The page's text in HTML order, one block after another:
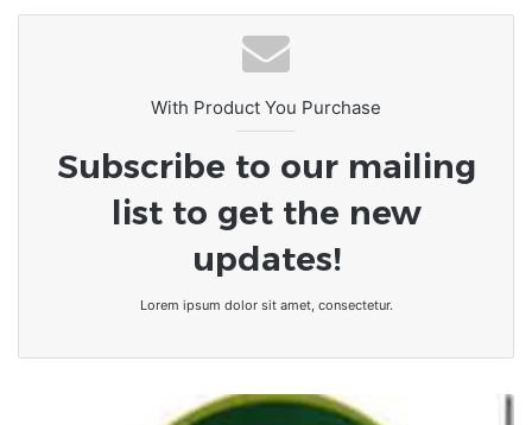
TRIBUNE DU COMMISSAIRE GENERAL
With Product You Purchase
Subscribe to our mailing
list to get the new
updates!
Lorem ipsum dolor sit amet, consectetur.